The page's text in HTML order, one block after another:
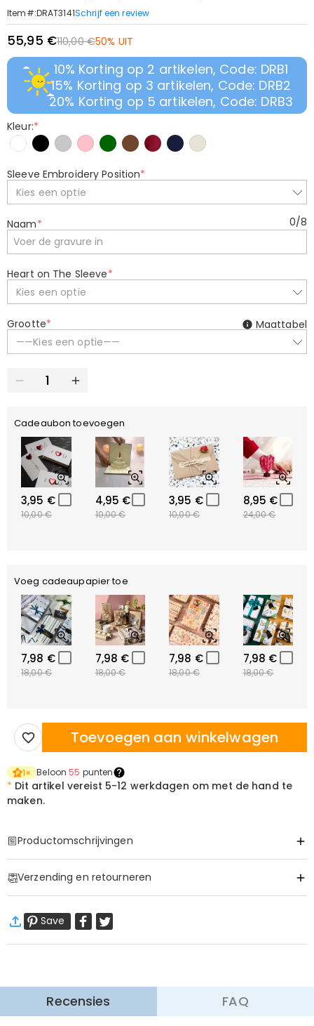
Item#:DRAT3141Schrijf een review
55,95 €110,00 €50% UIT
10% Korting op 2 artikelen, Code: DRB1
15% Korting op 3 artikelen, Code: DRB2
20% Korting op 5 artikelen, Code: DRB3
Kleur:*
Sleeve Embroidery Position*
Kies een optie
Naam* 0/8
Heart on The Sleeve*
Kies een optie
Grootte*
——Kies een optie——
Maattabel
Cadeaubon toevoegen
3,95 €
10,00 €
4,95 €
10,00 €
3,95 €
10,00 €
8,95 €
24,00 €
Voeg cadeaupapier toe
7,98 €
18,00 €
7,98 €
18,00 €
7,98 €
18,00 €
7,98 €
18,00 €
Toevoegen aan winkelwagen
1× Beloon55 punten
* Dit artikel vereist 5-12 werkdagen om met de hand te
maken.
Productomschrijvingen
Verzending en retourneren
Wij willen dat u zich comfortabel en zeker voelt tijdens het
Save
Recensies FAQ